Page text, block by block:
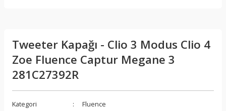
Tweeter Kapağı - Clio 3 Modus Clio 4
Zoe Fluence Captur Megane 3
281C27392R
Kategori
Fluence